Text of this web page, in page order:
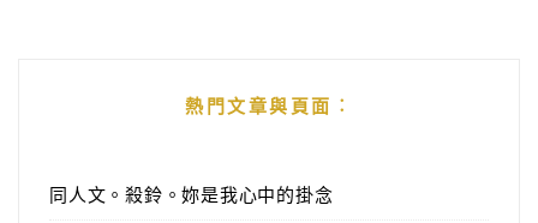
熱門文章與頁面︰
同人文。殺鈴。妳是我心中的掛念